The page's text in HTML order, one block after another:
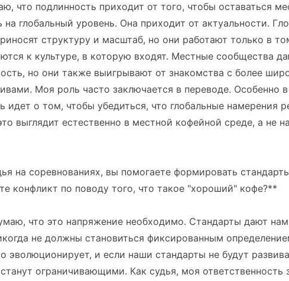
что подлинность приходит от того, чтобы оставаться
на глобальный уровень. Она приходит от актуальности.
структуру и масштаб, но они работают только в
к культуре, в которую входят. Местные сообщества
но они также выигрывают от знакомства с более
Моя роль часто заключается в переводе. Особенно
идет о том, чтобы убедиться, что глобальные намерения
выглядит естественно в местной кофейной среде, а не
на соревнованиях, вы помогаете формировать
конфликт по поводу того, что такое "хороший" кофе?**
что это напряжение необходимо. Стандарты дают
не должны становиться фиксированным
эволюционирует, и если наши стандарты не будут
ограничивающими. Как судья, моя ответственность